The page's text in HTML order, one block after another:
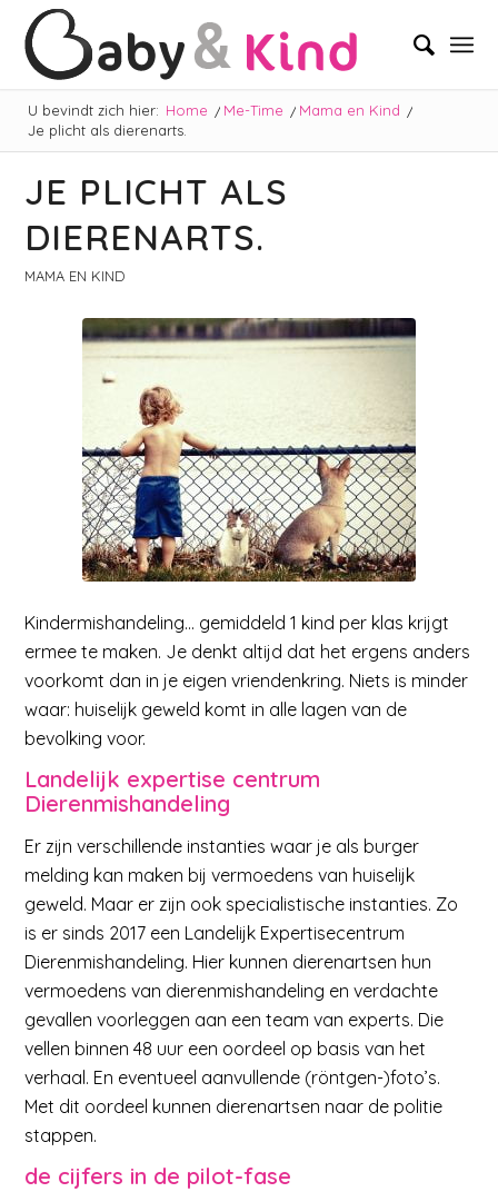
U bevindt zich hier: Home / Me-Time / Mama en Kind /
Je plicht als dierenarts.
JE PLICHT ALS
DIERENARTS.
MAMA EN KIND
Kindermishandeling… gemiddeld 1 kind per klas krijgt
ermee te maken. Je denkt altijd dat het ergens anders
voorkomt dan in je eigen vriendenkring. Niets is minder
waar: huiselijk geweld komt in alle lagen van de
bevolking voor.
Landelijk expertise centrum
Dierenmishandeling
Er zijn verschillende instanties waar je als burger
melding kan maken bij vermoedens van huiselijk
geweld. Maar er zijn ook specialistische instanties. Zo
is er sinds 2017 een Landelijk Expertisecentrum
Dierenmishandeling. Hier kunnen dierenartsen hun
vermoedens van dierenmishandeling en verdachte
gevallen voorleggen aan een team van experts. Die
vellen binnen 48 uur een oordeel op basis van het
verhaal. En eventueel aanvullende (röntgen-)foto’s.
Met dit oordeel kunnen dierenartsen naar de politie
stappen.
de cijfers in de pilot-fase